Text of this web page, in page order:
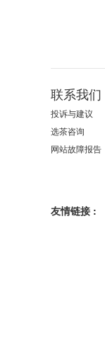
联系我们
投诉与建议
选茶咨询
网站故障报告
友情链接 :